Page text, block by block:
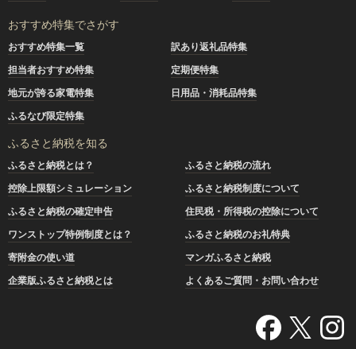
おすすめ特集でさがす
おすすめ特集一覧
訳あり返礼品特集
担当者おすすめ特集
定期便特集
地元が誇る家電特集
日用品・消耗品特集
ふるなび限定特集
ふるさと納税を知る
ふるさと納税とは？
ふるさと納税の流れ
控除上限額シミュレーション
ふるさと納税制度について
ふるさと納税の確定申告
住民税・所得税の控除について
ワンストップ特例制度とは？
ふるさと納税のお礼特典
寄附金の使い道
マンガふるさと納税
企業版ふるさと納税とは
よくあるご質問・お問い合わせ